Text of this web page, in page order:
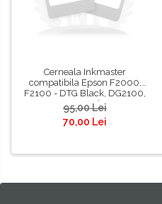
Cerneala Inkmaster
compatibila Epson F2000,
F2100 - DTG Black, DG2100,
100 ml
95,00 Lei
70,00 Lei